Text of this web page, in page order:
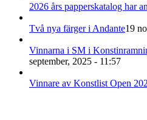
2026 års papperskatalog har
Två nya färger i Andante19
Vinnarna i SM i
september, 2025 - 11:57
Vinnare av Konstlist Open